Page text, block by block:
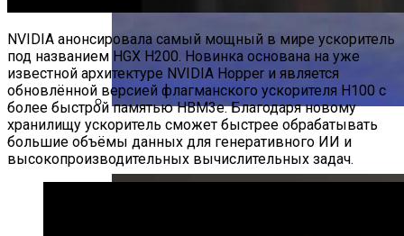
PlayStation 5 Получила Поддержку Dolby
Atmos И SSD До 8 ТБ
NVIDIA анонсировала самый мощный в мире ускоритель
под названием HGX H200. Новинка основана на уже
известной архитектуре NVIDIA Hopper и является
обновлённой версией флагманского ускорителя H100 с
более быстрой памятью HBM3e. Благодаря новому
хранилищу ускоритель сможет быстрее обрабатывать
большие объёмы данных для генеративного ИИ и
высокопроизводительных вычислительных задач.